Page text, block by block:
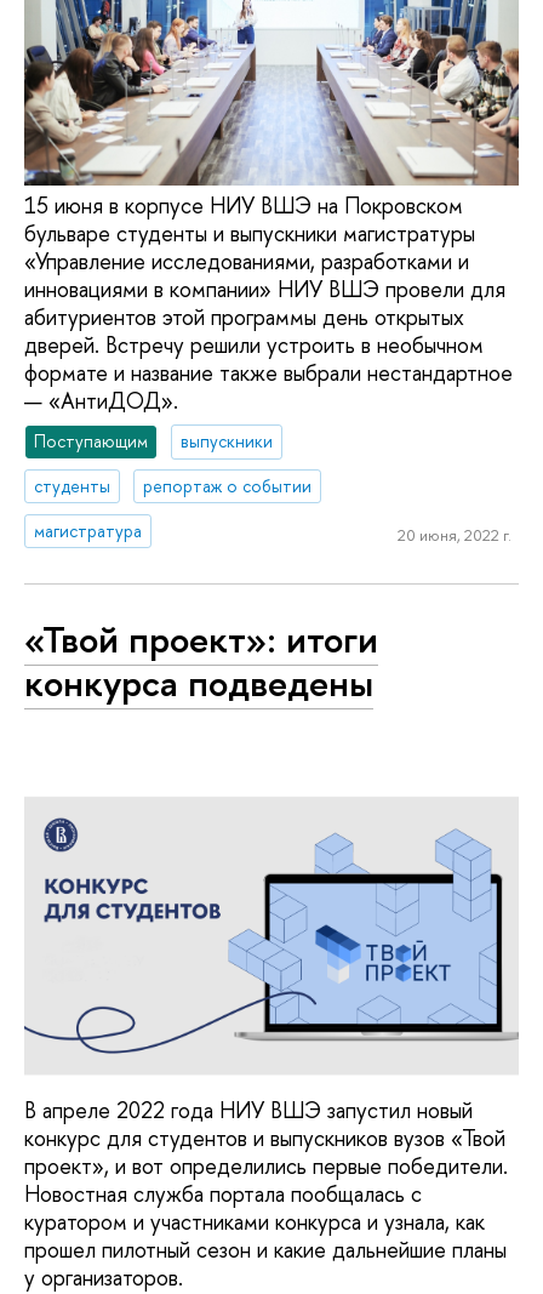
15 июня в корпусе НИУ ВШЭ на Покровском
бульваре студенты и выпускники магистратуры
«Управление исследованиями, разработками и
инновациями в компании» НИУ ВШЭ провели для
абитуриентов этой программы день открытых
дверей. Встречу решили устроить в необычном
формате и название также выбрали нестандартное
— «АнтиДОД».
Поступающим
выпускники
студенты
репортаж о событии
магистратура
20 июня, 2022 г.
«Твой проект»: итоги
конкурса подведены
В апреле 2022 года НИУ ВШЭ запустил новый
конкурс для студентов и выпускников вузов «Твой
проект», и вот определились первые победители.
Новостная служба портала пообщалась с
куратором и участниками конкурса и узнала, как
прошел пилотный сезон и какие дальнейшие планы
у организаторов.